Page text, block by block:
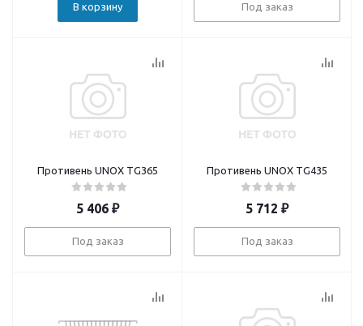
В корзину Под заказ
Противень UNOX TG365
5 406 ₽
Под заказ
Противень UNOX TG435
5 712 ₽
Под заказ